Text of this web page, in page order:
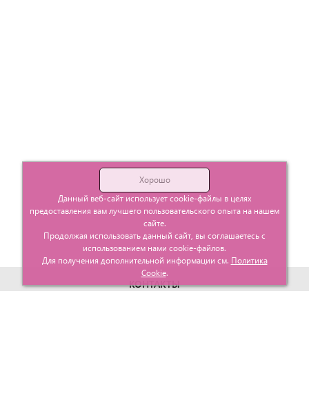
КОНТАКТЫ
Хорошо
Данный веб-сайт использует cookie-файлы в целях
предоставления вам лучшего пользовательского опыта на нашем
сайте.
Продолжая использовать данный сайт, вы соглашаетесь с
использованием нами cookie-файлов.
Для получения дополнительной информации см. Политика
Cookie.